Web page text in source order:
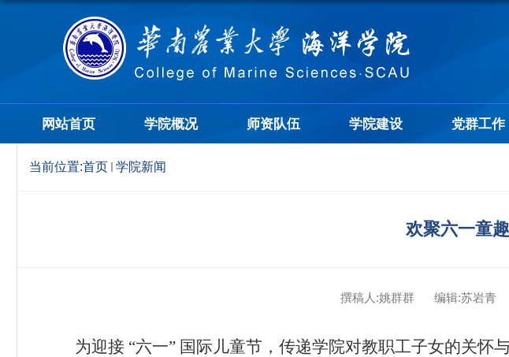
网站首页 学院概况 师资队伍 学院建设 党群工作
当前位置:首页 学院新闻
欢聚六一童
撰稿人:姚群群 编辑:苏岩青
为迎接 “六一” 国际儿童节，传递学院对教职工子女的关怀